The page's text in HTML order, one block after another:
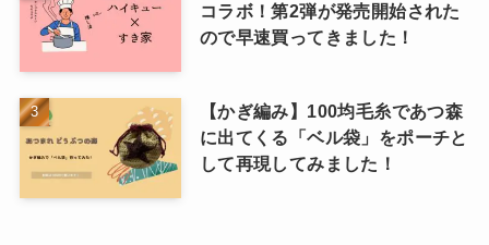
コラボ！第2弾が発売開始された
ので早速買ってきました！
【かぎ編み】100均毛糸であつ森
に出てくる「ベル袋」をポーチと
して再現してみました！